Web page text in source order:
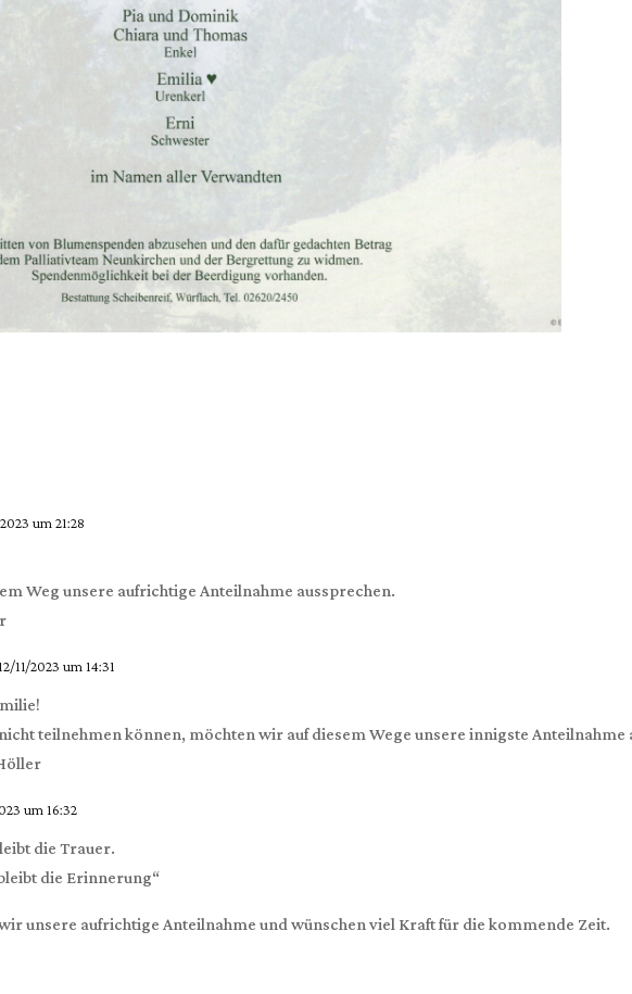
um 21:28
Weg unsere aufrichtige Anteilnahme aussprechen.
11/2023 um 14:31
teilnehmen können, möchten wir auf diesem Wege unsere innigste Anteilnahme
um 16:32
die Trauer.
die Erinnerung“
unsere aufrichtige Anteilnahme und wünschen viel Kraft für die kommende Zeit.